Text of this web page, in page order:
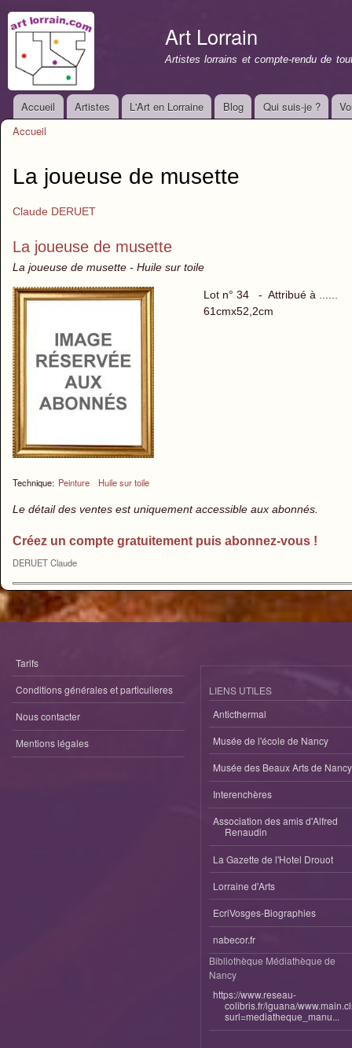
Art Lorrain
Artistes lorrains et compte-rendu de
Menu principal
Accueil Artistes L'Art en Lorraine Blog Qui suis-je ?
Accueil
La joueuse de musette
Claude DERUET
La joueuse de musette
La joueuse de musette - Huile sur toile
Technique: Peinture Huile sur toile
Lot n° 34 - Attribué à ......
61cmx52,2cm
Le détail des ventes est uniquement accessible aux abonnés.
Créez un compte gratuitement puis abonnez-vous !
DERUET Claude
Tarifs
Conditions générales et particulieres
Nous contacter
Mentions légales
LIENS UTILES
Anticthermal
Musée de l'école de Nancy
Musée des Beaux Arts de Nancy
Interenchères
Association des amis d'Alfred
Renaudin
La Gazette de l'Hotel Drouot
Lorraine d'Arts
EcriVosges-Biographies
nabecor.fr
Bibliothèque Médiathèque de
Nancy
https://www.reseau-
colibris.fr/iguana/
surl=mediatheque_manu...